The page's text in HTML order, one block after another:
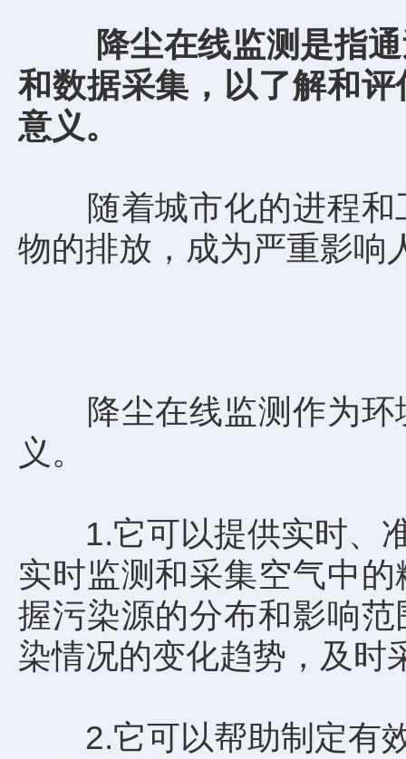
降尘在线监测是指
和数据采集，以了解和
意义。
随着城市化的进程和
物的排放，成为严重影响
降尘在线监测作为环
义。
1.它可以提供实时、准
实时监测和采集空气中
握污染源的分布和影响
染情况的变化趋势，及时
2.它可以帮助制定有效